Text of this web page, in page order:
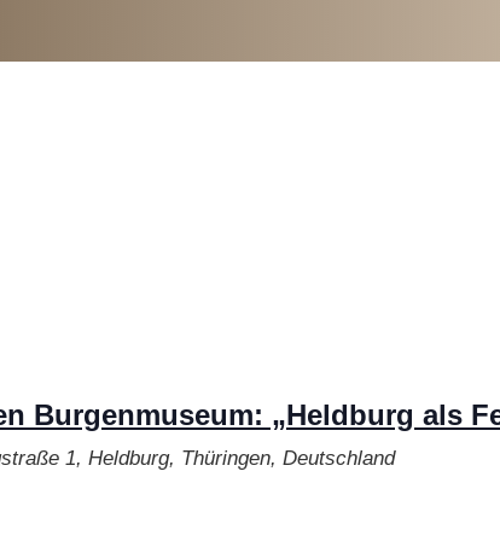
Burgenmuseum: „Heldburg als
1, Heldburg, Thüringen, Deutschland